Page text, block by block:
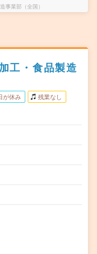
業部（全国）
工・食品製造
が休み 残業なし